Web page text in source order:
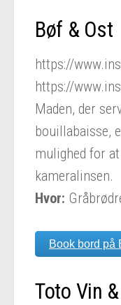
Bøf & Ost
https://
https://
Maden, der
bouillabaisse,
mulighed for
kameralinsen.
Hvor:
Book bord på
Toto Vin